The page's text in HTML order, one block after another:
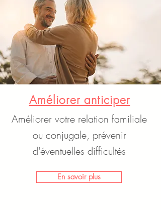
Améliorer anticiper
Améliorer votre relation familiale
ou conjugale, prévenir
d'éventuelles difficultés
En savoir plus